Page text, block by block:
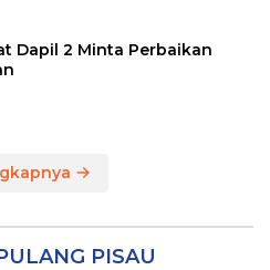
Dapil 2 Minta Perbaikan
PISAU